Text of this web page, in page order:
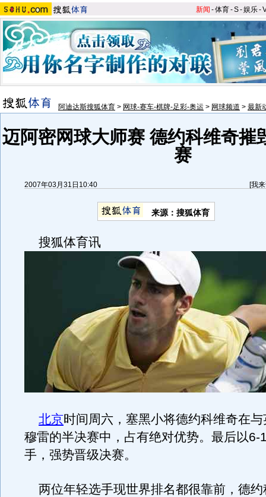
新闻 -体育-S-娱乐-
阿迪达斯搜狐体育 > 网球-赛车-棋牌-足彩-奥运 > 网球频道 > 最新
迈阿密网球大师赛 德约科维奇摧
赛
2007年03月31日10:40 [我
来源：搜狐体育
搜狐体育讯
北京时间周六，塞黑小将德约科维奇在
穆雷的半决赛中，占有绝对优势。最后以6-
手，强势晋级决赛。
两位年轻选手现世界排名都很靠前，德约